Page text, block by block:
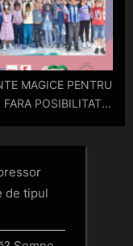
MAGICE PENTRU
FARA POSIBILITATI
de tipul